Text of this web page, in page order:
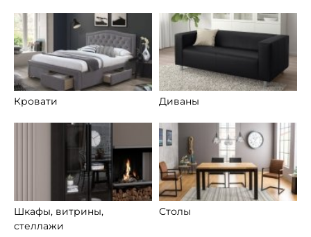
Кровати Диваны
Шкафы, витрины,
стеллажи
Столы